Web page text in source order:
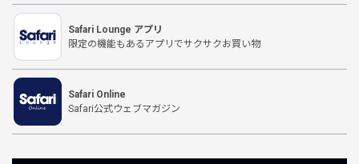
Safari Lounge アプリ
限定の機能もあるアプリでサクサクお買い物
Safari Online
Safari公式ウェブマガジン